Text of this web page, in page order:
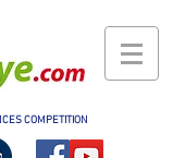
COMPETITION